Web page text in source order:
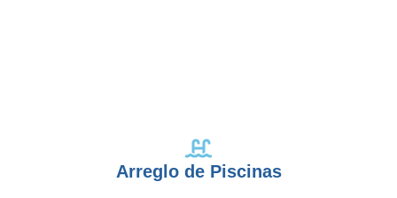
Arreglo de Piscinas